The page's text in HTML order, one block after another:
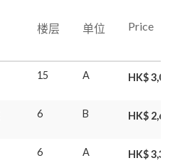
楼层 单位 Price
15 A HK$
6 B HK$
6 A HK$